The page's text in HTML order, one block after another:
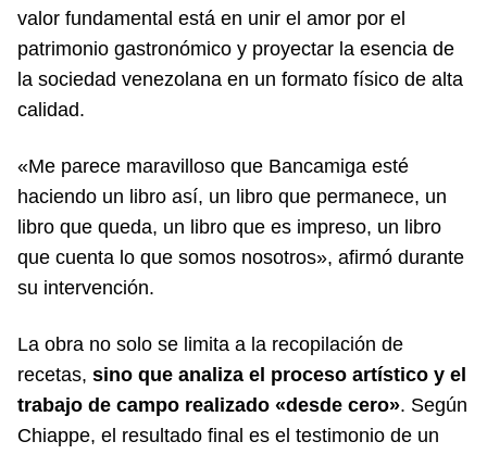
valor fundamental está en unir el amor por el
patrimonio gastronómico y proyectar la esencia de
la sociedad venezolana en un formato físico de alta
calidad.
«Me parece maravilloso que Bancamiga esté
haciendo un libro así, un libro que permanece, un
libro que queda, un libro que es impreso, un libro
que cuenta lo que somos nosotros», afirmó durante
su intervención.
La obra no solo se limita a la recopilación de
recetas, sino que analiza el proceso artístico y el
trabajo de campo realizado «desde cero». Según
Chiappe, el resultado final es el testimonio de un